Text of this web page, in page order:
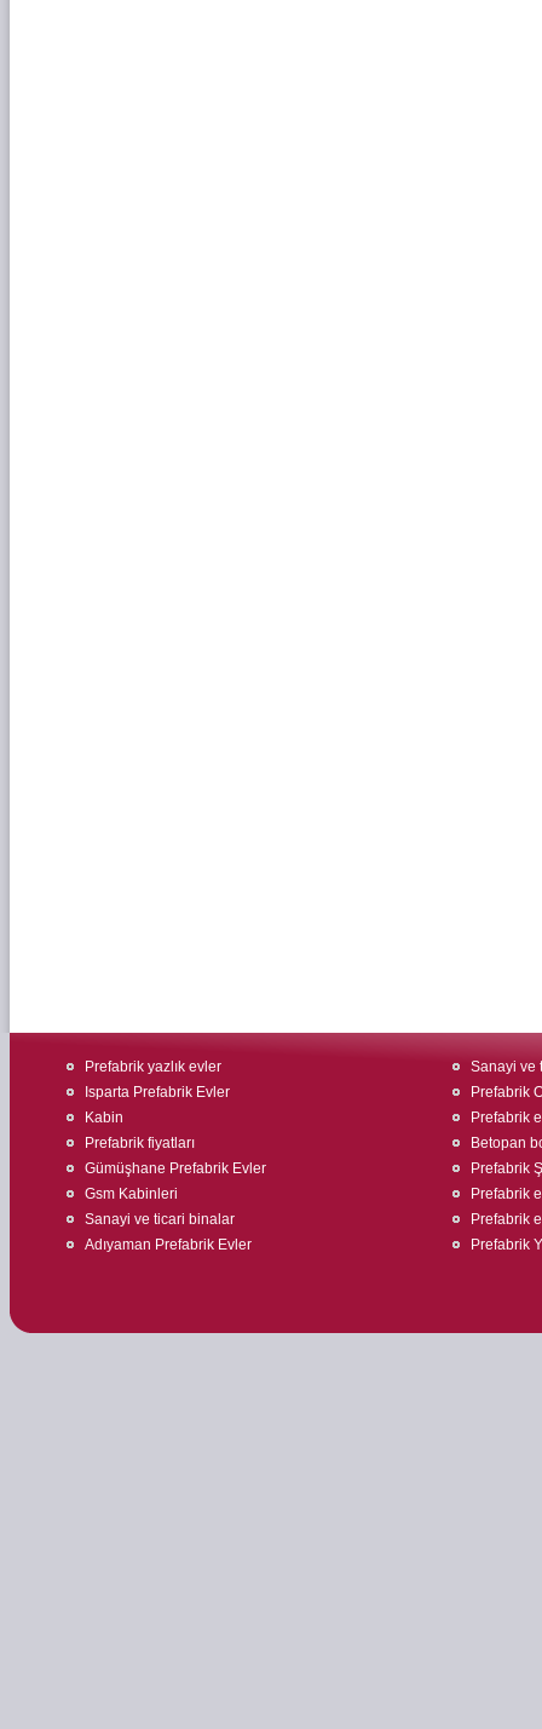
Prefabrik yazlık evler
Isparta Prefabrik Evler
Kabin
Prefabrik fiyatları
Gümüşhane Prefabrik Evler
Gsm Kabinleri
Sanayi ve ticari binalar
Adıyaman Prefabrik Evler
Sanayi ve
Prefabrik
Prefabrik
Betopan
Prefabrik
Prefabrik
Prefabrik
Prefabrik